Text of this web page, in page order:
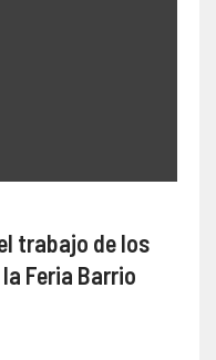
trabajo de los
Feria Barrio